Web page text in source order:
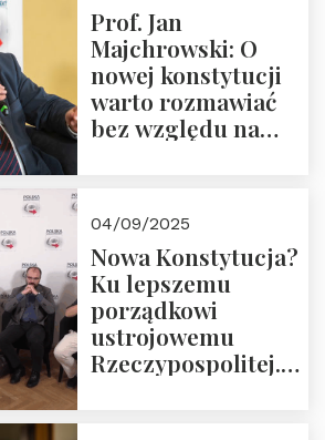
Prof. Jan
Majchrowski: O
nowej konstytucji
warto rozmawiać
bez względu na
04/09/2025
Nowa Konstytucja?
Ku lepszemu
porządkowi
ustrojowemu
Rzeczypospolitej.